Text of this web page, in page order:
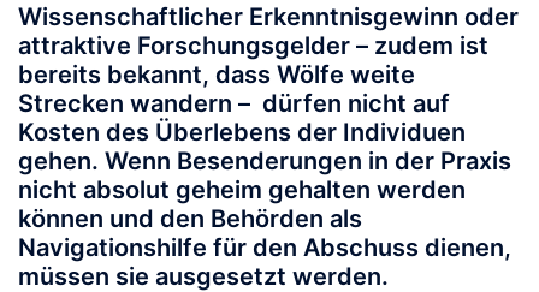
Wissenschaftlicher Erkenntnisgewinn oder
attraktive Forschungsgelder – zudem ist
bereits bekannt, dass Wölfe weite
Strecken wandern – dürfen nicht auf
Kosten des Überlebens der Individuen
gehen. Wenn Besenderungen in der Praxis
nicht absolut geheim gehalten werden
können und den Behörden als
Navigationshilfe für den Abschuss dienen,
müssen sie ausgesetzt werden.